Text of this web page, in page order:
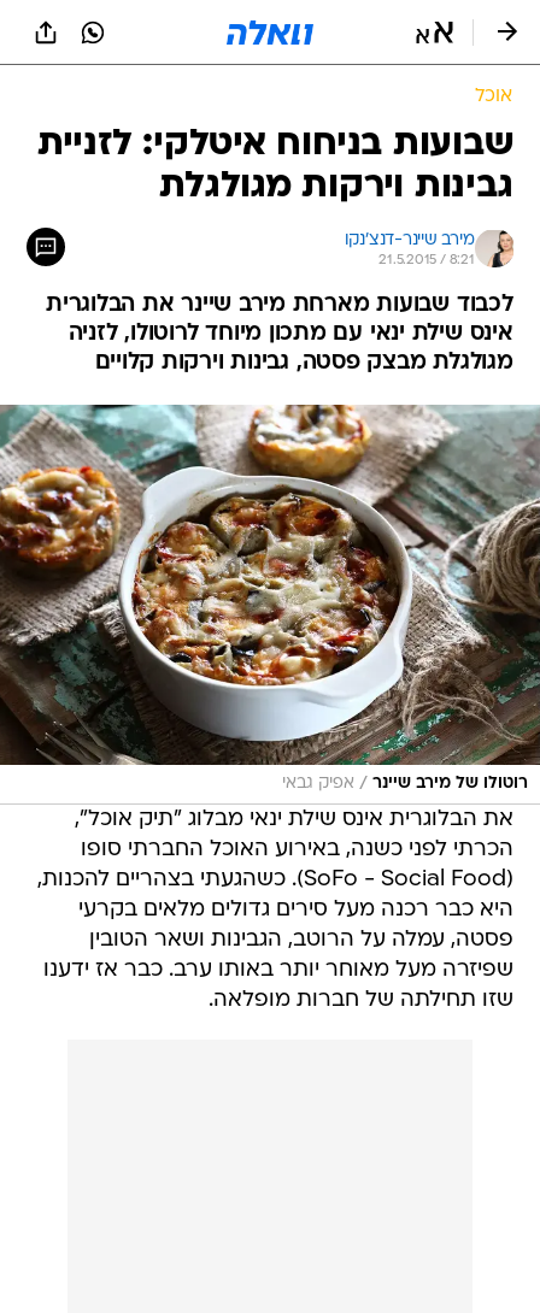
אוכל
שבועות בניחוח איטלקי: לזניית
גבינות וירקות מגולגלת
מירב שיינר-דנצ'נקו
21.5.2015 / 8:21
לכבוד שבועות מארחת מירב שיינר את הבלוגרית
אינס שילת ינאי עם מתכון מיוחד לרוטולו, לזניה
מגולגלת מבצק פסטה, גבינות וירקות קלויים
רוטולו של מירב שיינר / אפיק גבאי
את הבלוגרית אינס שילת ינאי מבלוג "תיק אוכל",
הכרתי לפני כשנה, באירוע האוכל החברתי סופו
(SoFo - Social Food). כשהגעתי בצהריים להכנות,
היא כבר רכנה מעל סירים גדולים מלאים בקרעי
פסטה, עמלה על הרוטב, הגבינות ושאר הטובין
שפיזרה מעל מאוחר יותר באותו ערב. כבר אז ידענו
שזו תחילתה של חברות מופלאה.